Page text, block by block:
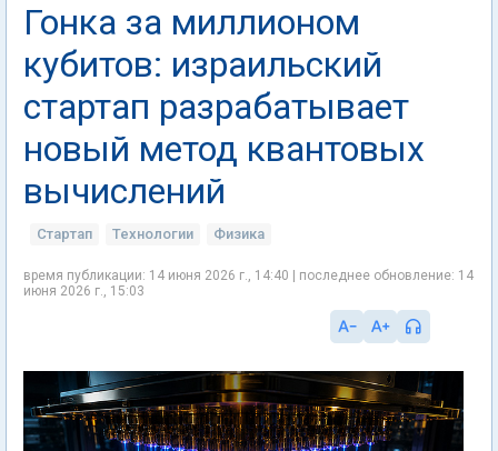
Гонка за миллионом
кубитов: израильский
стартап разрабатывает
новый метод квантовых
вычислений
Стартап Технологии Физика
время публикации: 14 июня 2026 г., 14:40 | последнее обновление: 14
июня 2026 г., 15:03